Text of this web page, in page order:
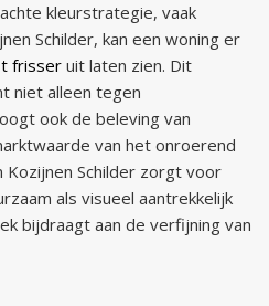
kleurstrategie, vaak
Schilder, kan een woning er
frisseruit laten zien. Dit
niet alleen tegen
ook de beleving van
van het onroerend
Schilder zorgt voor
als visueel aantrekkelijk
bijdraagt aan de verfijning van